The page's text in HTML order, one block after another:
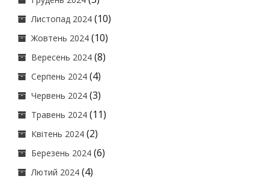
Листопад 2024 (10)
Жовтень 2024 (10)
Вересень 2024 (8)
Серпень 2024 (4)
Червень 2024 (3)
Травень 2024 (11)
Квітень 2024 (2)
Березень 2024 (6)
Лютий 2024 (4)